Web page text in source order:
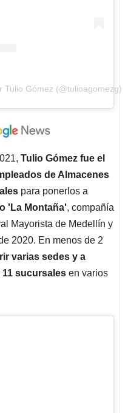
Tulio Gómez (@tulioagomezg)
Tulio Gómez fue el
de Almacenes
para ponerlos a
'La Montaña', compañía
Mayorista de Medellín y
2020. En menos de 2
varias sedes y a
11 sucursales en varios